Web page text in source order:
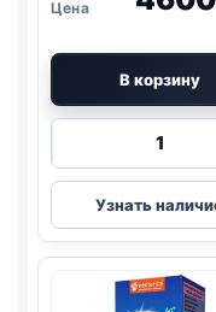
В корзину
Cliny
паста
Узнать